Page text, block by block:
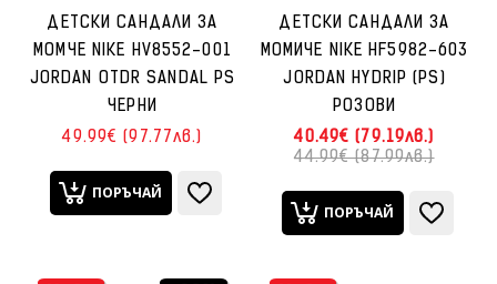
ДЕТСКИ САНДАЛИ ЗА
МОМЧЕ NIKE HV8552-001
JORDAN OTDR SANDAL PS
ЧЕРНИ
49.99€ (97.77лв.)
ПОРЪЧАЙ
ДЕТСКИ САНДАЛИ ЗА
МОМИЧЕ NIKE HF5982-603
JORDAN HYDRIP (PS)
РОЗОВИ
40.49€ (79.19лв.)
44.99€ (87.99лв.)
ПОРЪЧАЙ